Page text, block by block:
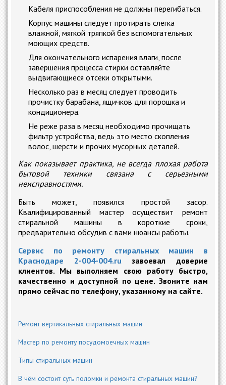
Кабеля приспособления не должны перегибаться.
Корпус машины следует протирать слегка
влажной, мягкой тряпкой без вспомогательных
моющих средств.
Для окончательного испарения влаги, после
завершения процесса стирки оставляйте
выдвигающиеся отсеки открытыми.
Несколько раз в месяц следует проводить
прочистку барабана, ящичков для порошка и
кондиционера.
Не реже раза в месяц необходимо прочищать
фильтр устройства, ведь это место скопления
волос, шерсти и прочих мусорных деталей.
Как показывает практика, не всегда плохая работа
бытовой техники связана с серьезными
неисправностями.
Быть может, появился простой засор.
Квалифицированный мастер осуществит ремонт
стиральной машины в короткие сроки,
предварительно обсудив с вами нюансы работы.
Сервис по ремонту стиральных машин в
Краснодаре
2-004-004.ruзавоевал доверие
клиентов. Мы выполняем свою работу быстро,
качественно и доступной по цене. Звоните нам
прямо сейчас по телефону, указанному на сайте.
Ремонт вертикальных стиральных машин
Мастер по ремонту посудомоечных машин
Типы стиральных машин
В чём состоит суть поломки и ремонта стиральных машин?